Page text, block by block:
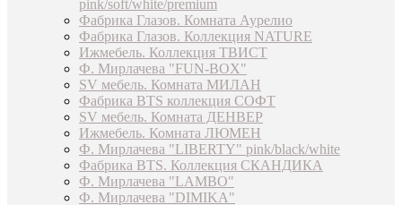
pink/soft/white/premium
Фабрика Глазов. Комната Аурелио
Фабрика Глазов. Коллекция NATURE
Ижмебель. Коллекция ТВИСТ
Ф. Мирлачева "FUN-BOX"
SV мебель. Комната МИЛАН
Фабрика BTS коллекция СОФТ
SV мебель. Комната ДЕНВЕР
Ижмебель. Комната ЛЮМЕН
Ф. Мирлачева "LIBERTY" pink/black/white
Фабрика BTS. Коллекция СКАНДИКА
Ф. Мирлачева "LAMBO"
Ф. Мирлачева "DIMIKA"